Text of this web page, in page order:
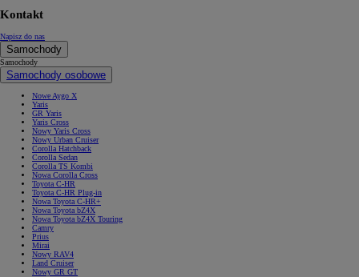
Kontakt
Napisz do nas
Samochody
Samochody
Samochody osobowe
Nowe Aygo X
Yaris
GR Yaris
Yaris Cross
Nowy Yaris Cross
Nowy Urban Cruiser
Corolla Hatchback
Corolla Sedan
Corolla TS Kombi
Nowa Corolla Cross
Toyota C-HR
Toyota C-HR Plug-in
Nowa Toyota C-HR+
Nowa Toyota bZ4X
Nowa Toyota bZ4X Touring
Camry
Prius
Mirai
Nowy RAV4
Land Cruiser
Nowy GR GT